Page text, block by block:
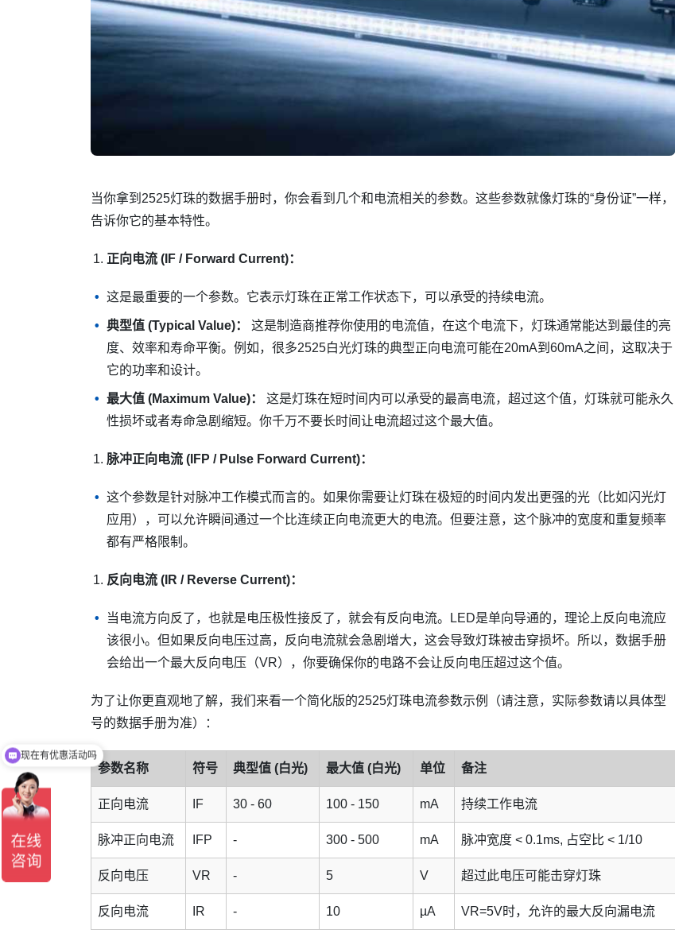
当你拿到2525灯珠的数据手册时，你会看到几个和电流相关的参数。这些参数就像灯珠的“身份证”一样，
告诉你它的基本特性。
正向电流 (IF / Forward Current)：
这是最重要的一个参数。它表示灯珠在正常工作状态下，可以承受的持续电流。
典型值 (Typical Value)：
这是制造商推荐你使用的电流值，在这个电流下，灯珠通常能达到最佳的亮
度、效率和寿命平衡。例如，很多2525白光灯珠的典型正向电流可能在20mA到60mA之间，这取决于
它的功率和设计。
最大值 (Maximum Value)：
这是灯珠在短时间内可以承受的最高电流，超过这个值，灯珠就可能永久
性损坏或者寿命急剧缩短。你千万不要长时间让电流超过这个最大值。
脉冲正向电流 (IFP / Pulse Forward Current)：
这个参数是针对脉冲工作模式而言的。如果你需要让灯珠在极短的时间内发出更强的光（比如闪光灯
应用），可以允许瞬间通过一个比连续正向电流更大的电流。但要注意，这个脉冲的宽度和重复频率
都有严格限制。
反向电流 (IR / Reverse Current)：
当电流方向反了，也就是电压极性接反了，就会有反向电流。LED是单向导通的，理论上反向电流应
该很小。但如果反向电压过高，反向电流就会急剧增大，这会导致灯珠被击穿损坏。所以，数据手册
会给出一个最大反向电压（VR），你要确保你的电路不会让反向电压超过这个值。
为了让你更直观地了解，我们来看一个简化版的2525灯珠电流参数示例（请注意，实际参数请以具体型
号的数据手册为准）：
参数名称 符号 典型值 (白光) 最大值 (白光) 单位 备注
正向电流 IF 30 - 60 100 - 150 mA 持续工作电流
脉冲正向电流 IFP - 300 - 500 mA 脉冲宽度 < 0.1ms, 占空比 < 1/10
反向电压 VR - 5 V 超过此电压可能击穿灯珠
反向电流 IR - 10 µA VR=5V时，允许的最大反向漏电流
可以介绍下你们的产品么
现在有优惠活动吗